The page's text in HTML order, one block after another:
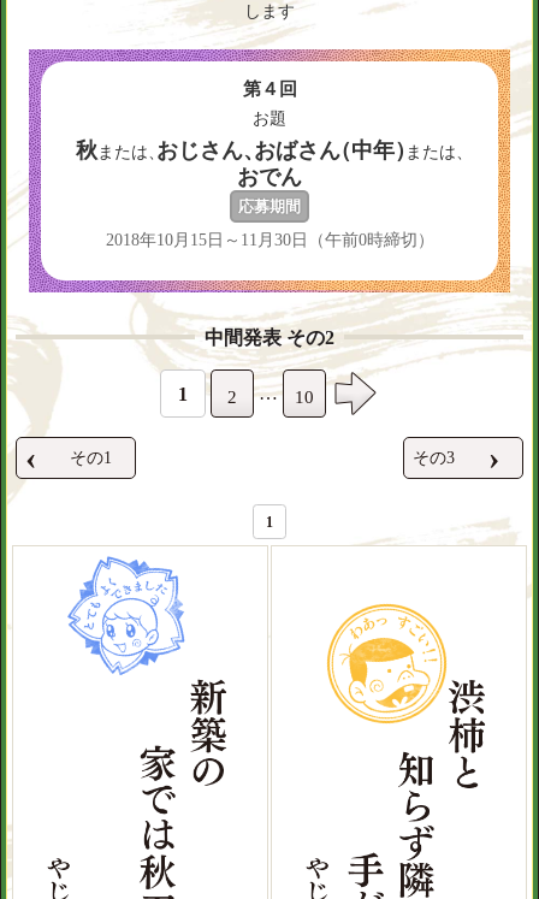
します
第４回
お題
秋または おじさん、 おばさ ん（中年） または
おでん
応募期間
2018年10月15日～11月30日（午前0時締切）
中間発表 その2
1 2 … 10
‹ その1 その3 ›
1